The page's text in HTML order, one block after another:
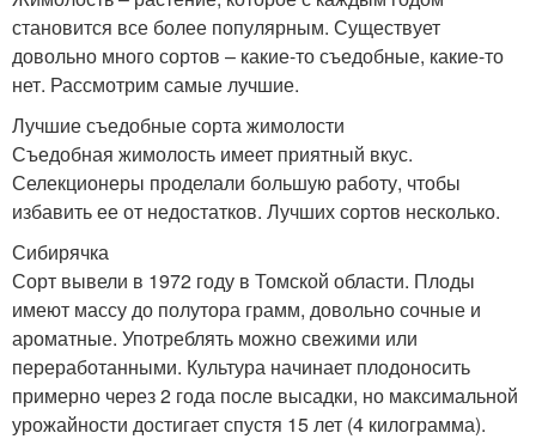
становится все более популярным. Существует
довольно много сортов – какие-то съедобные, какие-то
нет. Рассмотрим самые лучшие.
Лучшие съедобные сорта жимолости
Съедобная жимолость имеет приятный вкус.
Селекционеры проделали большую работу, чтобы
избавить ее от недостатков. Лучших сортов несколько.
Сибирячка
Сорт вывели в 1972 году в Томской области. Плоды
имеют массу до полутора грамм, довольно сочные и
ароматные. Употреблять можно свежими или
переработанными. Культура начинает плодоносить
примерно через 2 года после высадки, но максимальной
урожайности достигает спустя 15 лет (4 килограмма).